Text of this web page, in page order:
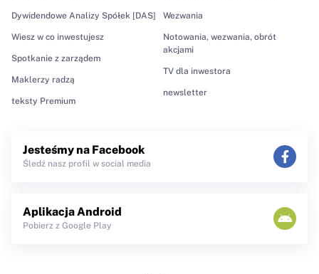
Dywidendowe Analizy Spółek [DAS]
Wiesz w co inwestujesz
Spotkanie z zarządem
Maklerzy radzą
teksty Premium
Wezwania
Notowania, wezwania, obrót
akcjami
TV dla inwestora
newsletter
Jesteśmy na Facebook
Śledź nasz profil w social media
Aplikacja Android
Pobierz z Google Play